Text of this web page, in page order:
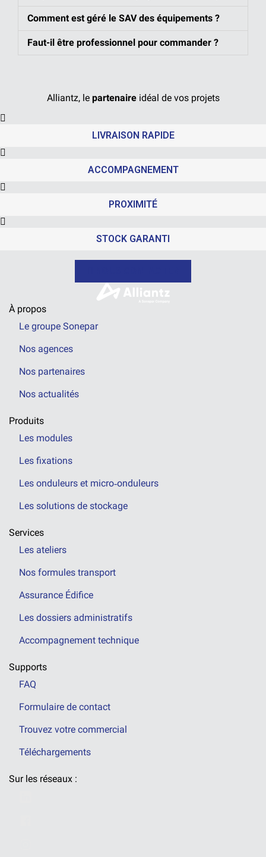
Comment est géré le SAV des équipements ?
Faut-il être professionnel pour commander ?
Alliantz, le partenaireidéal de vos projets
LIVRAISON RAPIDE
ACCOMPAGNEMENT
PROXIMITÉ
STOCK GARANTI
À propos
Le groupe Sonepar
Nos agences
Nos partenaires
Nos actualités
Produits
Les modules
Les fixations
Les onduleurs et micro‑onduleurs
Les solutions de stockage
Services
Les ateliers
Nos formules transport
Assurance Édifice
Les dossiers administratifs
Accompagnement technique
Supports
FAQ
Formulaire de contact
Trouvez votre commercial
Téléchargements
Sur les réseaux :